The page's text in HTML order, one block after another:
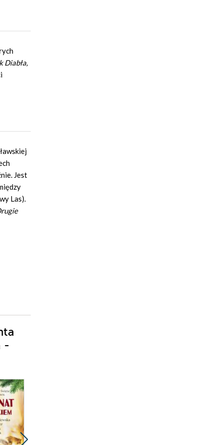
Diabła,
Jest
Las).
-